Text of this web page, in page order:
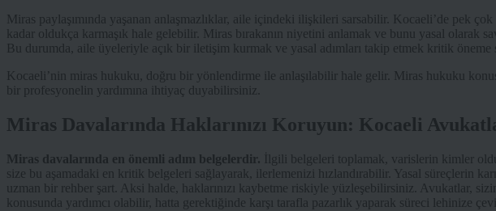
Miras paylaşımında yaşanan anlaşmazlıklar, aile içindeki ilişkileri sarsabilir. Kocaeli’de pek
kadar oldukça karmaşık hale gelebilir. Miras bırakanın niyetini anlamak ve bunu yasal olarak
Bu durumda, aile üyeleriyle açık bir iletişim kurmak ve yasal adımları takip etmek kritik öneme
Kocaeli’nin miras hukuku, doğru bir yönlendirme ile anlaşılabilir hale gelir. Miras hukuku
bir profesyonelin yardımına ihtiyaç duyabilirsiniz.
Miras Davalarında Haklarınızı Koruyun: Kocaeli
Miras davalarında en önemli adım belgelerdir. İlgili belgeleri toplamak, varislerin kimler
size bu aşamadaki en kritik belgeleri sağlayarak, ilerlemenizi hızlandırabilir. Yasal süreçlerin
uzman bir rehber şart. Aksi halde, haklarınızı kaybetme riskiyle yüzleşebilirsiniz. Avukatlar,
konusunda yardımcı olabilir, hatta gerektiğinde karşı tarafla pazarlık yaparak süreci lehinize